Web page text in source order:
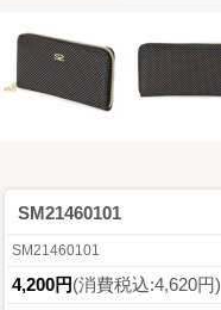
SM21460101
SM21460101
4,200円(消費税込:4,620円)